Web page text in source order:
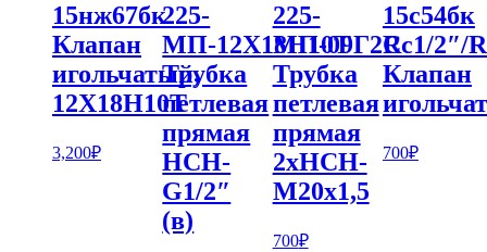
15нж67бк
Клапан
игольчатый,
12Х18Н10Т
3,200₽
225-
МП-12Х18Н10Т
Трубка
петлевая
прямая
НСН-
G1/2″
(в)
225-
МП-09Г2С
Трубка
петлевая
прямая
2хНСН-
М20х1,5
700₽
15с54бк
Rс1/2″/
Клапан
700₽